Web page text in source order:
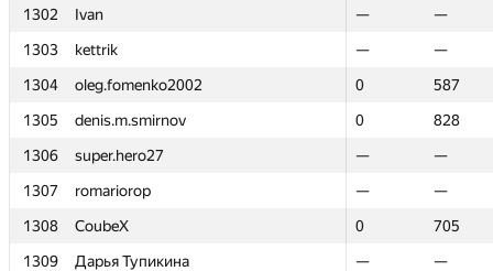
1302
Ivan —
—
1303
kettrik —
—
1304
oleg.fomenko2002 0
587
1305
denis.m.smirnov 0
828
1306
super.hero27 —
—
1307
romariorop —
—
1308
CoubeX 0
705
1309
Дарья Тупикина —
—
1302
Ivan —
—
1303
kettrik —
—
1304
oleg.fomenko2002 0
587
1305
denis.m.smirnov 0
828
1306
super.hero27 —
—
1307
romariorop —
—
1308
CoubeX 0
705
1309
Дарья Тупикина —
—